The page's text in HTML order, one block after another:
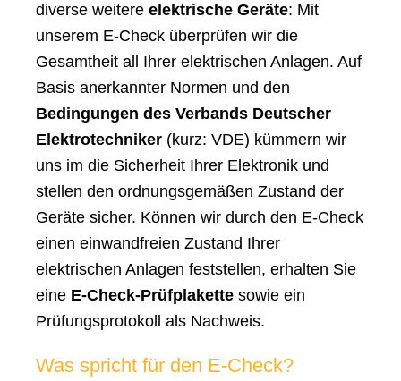
diverse weitere elektrische Geräte: Mit
unserem E-Check überprüfen wir die
Gesamtheit all Ihrer elektrischen Anlagen. Auf
Basis anerkannter Normen und den
Bedingungen des Verbands Deutscher
Elektrotechniker (kurz: VDE) kümmern wir
uns im die Sicherheit Ihrer Elektronik und
stellen den ordnungsgemäßen Zustand der
Geräte sicher. Können wir durch den E-Check
einen einwandfreien Zustand Ihrer
elektrischen Anlagen feststellen, erhalten Sie
eine E-Check-Prüfplakette sowie ein
Prüfungsprotokoll als Nachweis.
Was spricht für den E-Check?